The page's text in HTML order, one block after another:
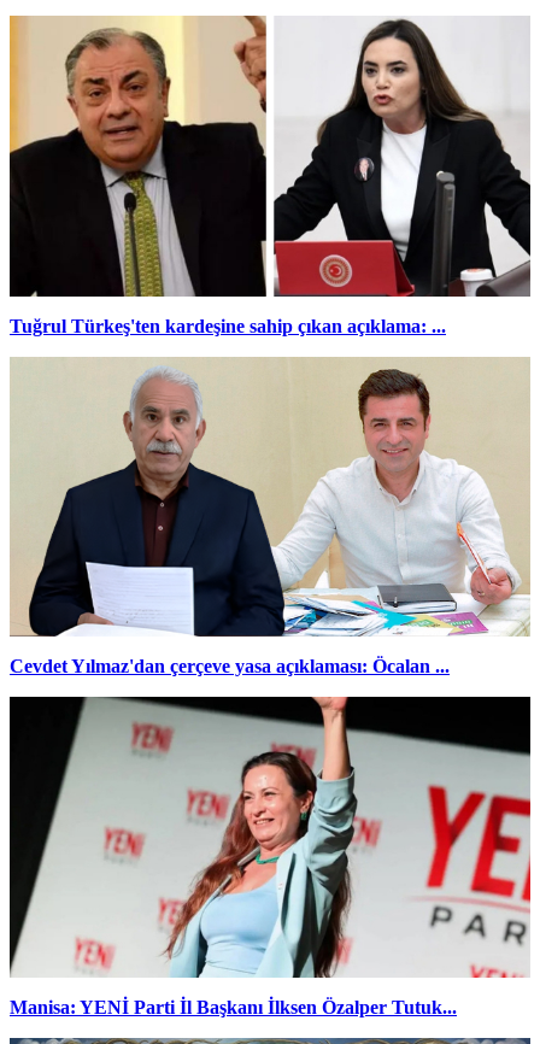
Tuğrul Türkeş'ten kardeşine sahip çıkan açıklama: ...
Cevdet Yılmaz'dan çerçeve yasa açıklaması: Öcalan ...
Manisa: YENİ Parti İl Başkanı İlksen Özalper Tutuk...